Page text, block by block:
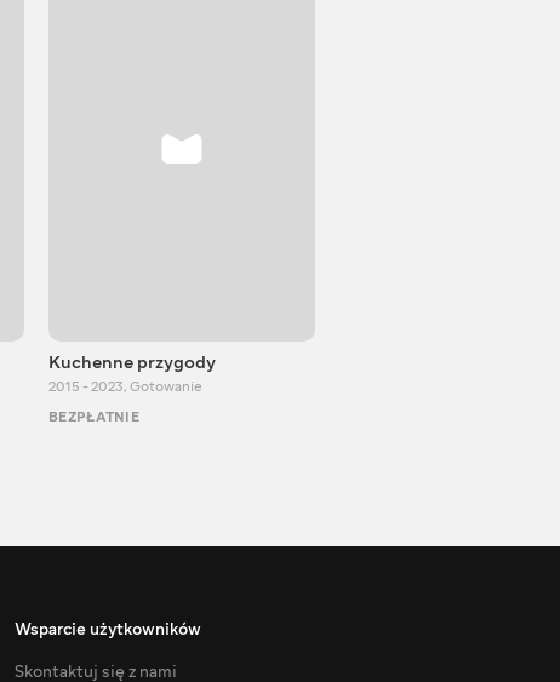
Kuchenne przygody
2015 - 2023, Gotowanie
BEZPŁATNIE
Wsparcie użytkowników
Skontaktuj się z nami